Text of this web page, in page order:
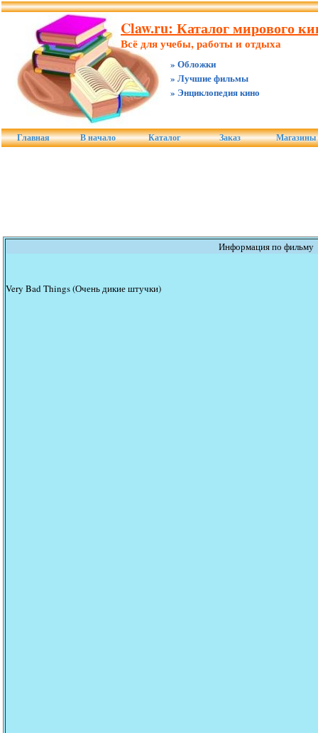
Claw.ru: Каталог мирового
Всё для учебы, работы и отдыха
» Обложки
» Лучшие фильмы
» Энциклопедия кино
Главная В начало Каталог Заказ Магазины
Информация по фильму
Very Bad Things (Очень дикие штучки)